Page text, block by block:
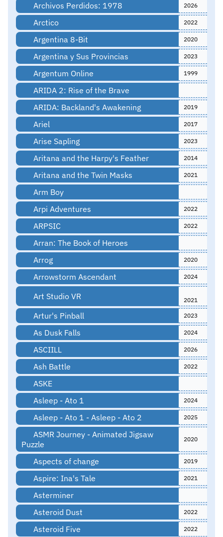
Archivos Perdidos: 1978 2026
Arctico 2022
Argentina 8-Bit 2020
Argentina y Sus Provincias 2023
Argentum Online 1999
ARIDA 2: Rise of the Brave
ARIDA: Backland's Awakening
2019
Ariel 2017
Arise Sapling 2023
Aritana and the Harpy's Feather 2014
Aritana and the Twin Masks 2021
Arm Boy
Arpi Adventures
2022
ARPSIC 2022
Arran: The Book of Heroes
Arrog
2020
Arrowstorm Ascendant 2024
Art Studio VR 2021
Artur's Pinball 2023
As Dusk Falls 2024
ASCIILL 2026
Ash Battle 2022
ASKE
Asleep - Ato 1
2024
Asleep - Ato 1 - Asleep - Ato 2 2025
ASMR Journey - Animated Jigsaw
Puzzle
2020
Aspects of change 2019
Aspire: Ina's Tale 2021
Asterminer
Asteroid Dust
2022
Asteroid Five 2022